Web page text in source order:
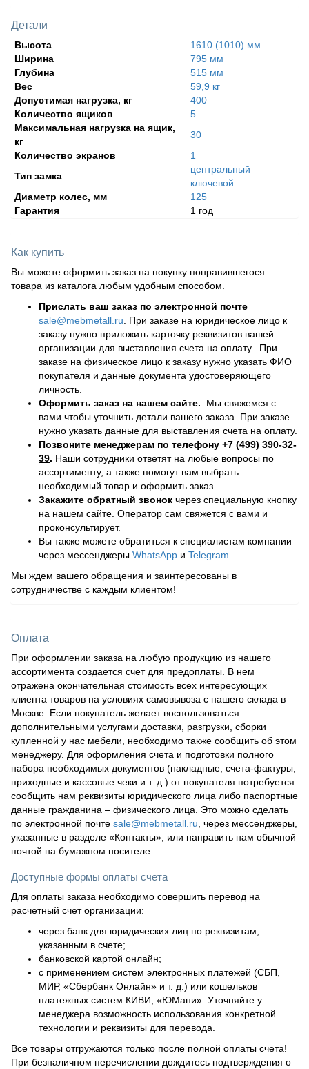
Детали
Высота
1610 (1010) мм
Ширина
795 мм
Глубина
515 мм
Вес
59,9 кг
Допустимая нагрузка, кг
400
Количество ящиков
5
Максимальная нагрузка на ящик,
кг
30
Количество экранов
1
Тип замка
центральный
ключевой
Диаметр колес, мм
125
Гарантия
1 год
Как купить
Вы можете оформить заказ на покупку понравившегося
товара из каталога любым удобным способом.
Прислать ваш заказ по электронной почте
sale@mebmetall.ru . При заказе на юридическое лицо к
заказу нужно приложить карточку реквизитов вашей
организации для выставления счета на оплату. При
заказе на физическое лицо к заказу нужно указать ФИО
покупателя и данные документа удостоверяющего
личность.
Оформить заказ на нашем сайте. Мы свяжемся с
вами чтобы уточнить детали вашего заказа. При заказе
нужно указать данные для выставления счета на оплату.
Позвоните менеджерам по телефону +7 (499) 390-32-
39. Наши сотрудники ответят на любые вопросы по
ассортименту, а также помогут вам выбрать
необходимый товар и оформить заказ.
Закажите обратный звонок через специальную кнопку
на нашем сайте. Оператор сам свяжется с вами и
проконсультирует.
Вы также можете обратиться к специалистам компании
через мессенджеры WhatsApp и Telegram
Мы ждем вашего обращения и заинтересованы в
сотрудничестве с каждым клиентом!
Оплата
При оформлении заказа на любую продукцию из нашего
ассортимента создается счет для предоплаты. В нем
отражена окончательная стоимость всех интересующих
клиента товаров на условиях самовывоза с нашего склада в
Москве. Если покупатель желает воспользоваться
дополнительными услугами доставки, разгрузки, сборки
купленной у нас мебели, необходимо также сообщить об этом
менеджеру. Для оформления счета и подготовки полного
набора необходимых документов (накладные, счета-фактуры,
приходные и кассовые чеки и т. д.) от покупателя потребуется
сообщить нам реквизиты юридического лица либо паспортные
данные гражданина – физического лица. Это можно сделать
по электронной почте sale@mebmetall.ru , через мессенджеры,
указанные в разделе «Контакты», или направить нам обычной
почтой на бумажном носителе.
Доступные формы оплаты счета
Для оплаты заказа необходимо совершить перевод на
расчетный счет организации:
через банк для юридических лиц по реквизитам,
указанным в счете;
банковской картой онлайн;
с применением систем электронных платежей (СБП,
МИР, «Сбербанк Онлайн» и т. д.) или кошельков
платежных систем КИВИ, «ЮМани». Уточняйте у
менеджера возможность использования конкретной
технологии и реквизиты для перевода.
Все товары отгружаются только после полной оплаты счета!
При безналичном перечислении дождитесь подтверждения о